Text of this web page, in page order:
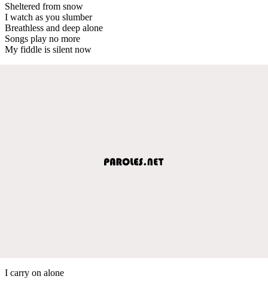
Sheltered from snow
I watch as you slumber
Breathless and deep alone
Songs play no more
My fiddle is silent now
I carry on alone